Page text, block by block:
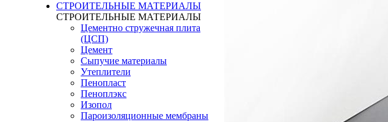
СТРОИТЕЛЬНЫЕ МАТЕРИАЛЫ
СТРОИТЕЛЬНЫЕ МАТЕРИАЛЫ
Цементно стружечная плита
(ЦСП)
Цемент
Сыпучие материалы
Утеплители
Пенопласт
Пеноплэкс
Изопол
Пароизоляционные мембраны